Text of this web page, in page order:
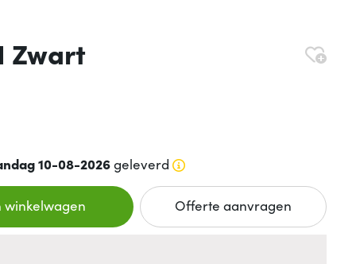
Zwart
10-08-2026geleverd
winkelwagen Offerte aanvragen